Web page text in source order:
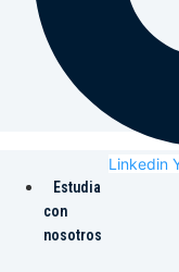
Linkedin
Estudia
con
nosotros